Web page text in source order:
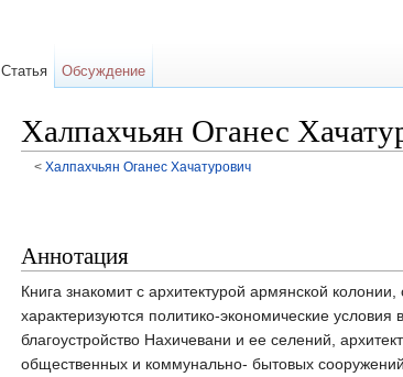
Халпахчьян Оганес
< Халпахчьян Оганес Хачатурович
Аннотация
Книга знакомит с архитектурой армянской
характеризуются политико-экономические
благоустройство Нахичевани и ее селений,
общественных и коммунально- бытовых
Статья Обсуждение